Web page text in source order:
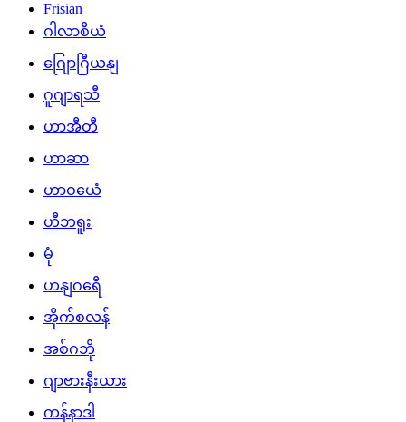
Frisian
ဂါလာစီယံ
ဂျြောဂြီယနျ
ဂူဂျာရသီ
ဟာအီတီ
ဟာဆာ
ဟာဝယေံ
ဟီဘရူး
မုံ
ဟနျဂရေီ
အိုက်စလန်
အစ်ဂဘို
ဂျာဗားနီးယား
ကန်နာဒါ